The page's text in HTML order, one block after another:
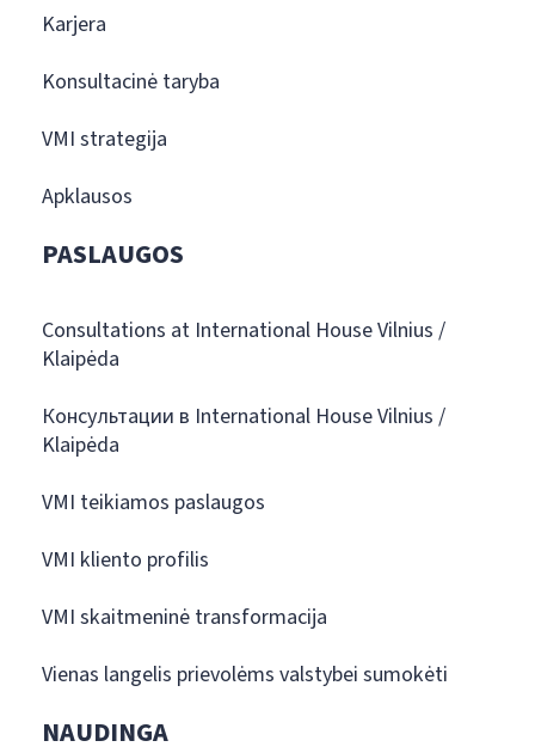
Karjera
Konsultacinė taryba
VMI strategija
Apklausos
PASLAUGOS
Consultations at International House Vilnius /
Klaipėda
Консультации в International House Vilnius /
Klaipėda
VMI teikiamos paslaugos
VMI kliento profilis
VMI skaitmeninė transformacija
Vienas langelis prievolėms valstybei sumokėti
NAUDINGA